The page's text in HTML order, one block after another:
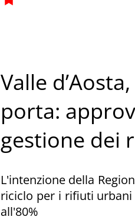
Valle
porta:
gestione dei
L'intenzione della
riciclo per i rifiuti urbani
all'80%